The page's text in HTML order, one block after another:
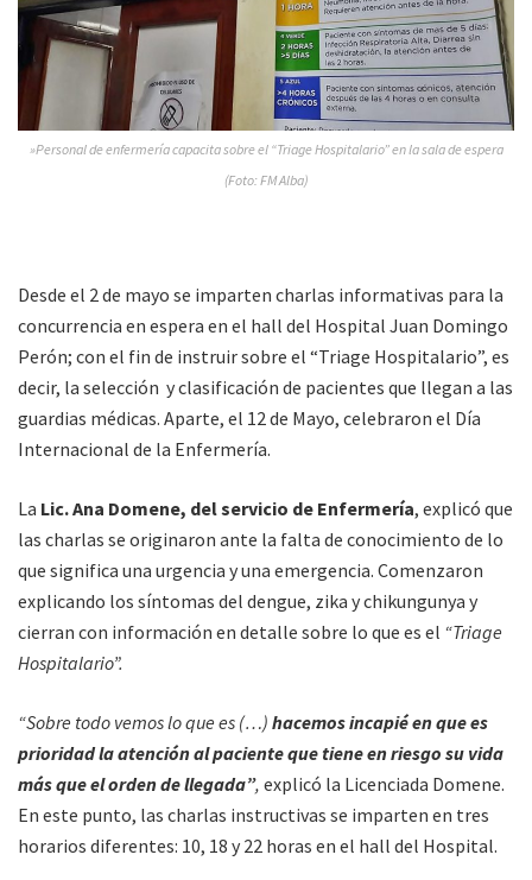
»Personal de enfermería capacita sobre el “Triage Hospitalario” en la sala de espera
(Foto: FM Alba)
Desde el 2 de mayo se imparten charlas informativas para la
concurrencia en espera en el hall del Hospital Juan Domingo
Perón; con el fin de instruir sobre el “Triage Hospitalario”, es
decir, la selección y clasificación de pacientes que llegan a las
guardias médicas. Aparte, el 12 de Mayo, celebraron el Día
Internacional de la Enfermería.
La Lic. Ana Domene, del servicio de Enfermería, explicó que
las charlas se originaron ante la falta de conocimiento de lo
que significa una urgencia y una emergencia. Comenzaron
explicando los síntomas del dengue, zika y chikungunya y
cierran con información en detalle sobre lo que es el “Triage
Hospitalario”.
“Sobre todo vemos lo que es (…) hacemos incapié en que es
prioridad la atención al paciente que tiene en riesgo su vida
más que el orden de llegada”, explicó la Licenciada Domene.
En este punto, las charlas instructivas se imparten en tres
horarios diferentes: 10, 18 y 22 horas en el hall del Hospital.